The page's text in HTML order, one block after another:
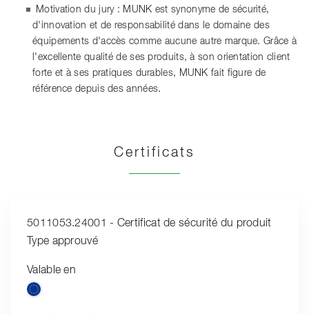
Motivation du jury : MUNK est synonyme de sécurité,
d'innovation et de responsabilité dans le domaine des
équipements d'accès comme aucune autre marque. Grâce à
l'excellente qualité de ses produits, à son orientation client
forte et à ses pratiques durables, MUNK fait figure de
référence depuis des années.
Certificats
5011053.24001 - Certificat de sécurité du produit
Type approuvé
Valable en